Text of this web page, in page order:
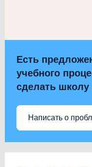
Есть
учебного
сделать
Написать о